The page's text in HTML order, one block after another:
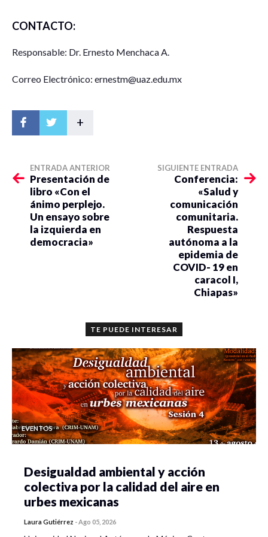
CONTACTO:
Responsable: Dr. Ernesto Menchaca A.
Correo Electrónico: ernestm@uaz.edu.mx
+
ENTRADA ANTERIOR
Presentación de
libro «Con el
ánimo perplejo.
Un ensayo sobre
la izquierda en
democracia»
SIGUIENTE ENTRADA
Conferencia:
«Salud y
comunicación
comunitaria.
Respuesta
autónoma a la
epidemia de
COVID- 19 en
caracol I,
Chiapas»
TE PUEDE INTERESAR
EVENTOS
Desigualdad ambiental y acción
colectiva por la calidad del aire en
urbes mexicanas
Laura Gutiérrez - Ago 05, 2026